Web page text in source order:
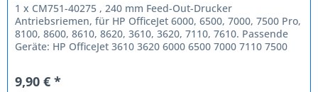
1 x CM751-40275 , 240 mm Feed-Out-Drucker
Antriebsriemen, für HP OfficeJet 6000, 6500, 7000, 7500 Pro,
8100, 8600, 8610, 8620, 3610, 3620, 7110, 7610. Passende
Geräte: HP OfficeJet 3610 3620 6000 6500 7000 7110 7500
9,90 € *